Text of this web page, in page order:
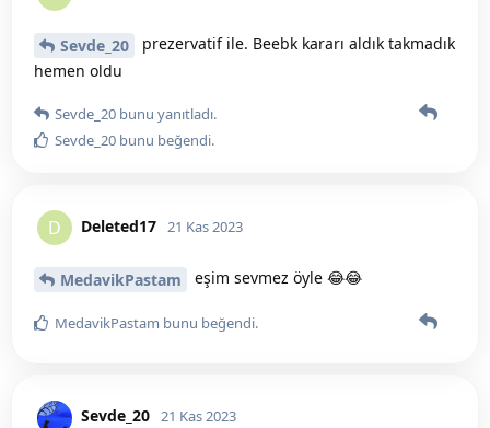
Sevde_20
prezervatif ile. Beebk kararı aldık takmadık
hemen oldu
Sevde_20 bunu yanıtladı.
Sevde_20 bunu beğendi.
D Deleted17 21 Kas 2023
MedavikPastam eşim sevmez öyle 😂😂
MedavikPastam bunu beğendi.
Sevde_20 21 Kas 2023